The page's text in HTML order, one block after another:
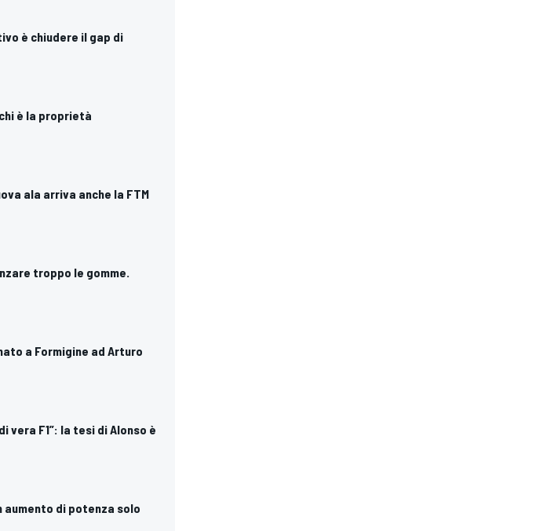
è chiudere il gap di
chi è la proprietà
ala arriva anche la FTM
troppo le gomme.
a Formigine ad Arturo
vera F1”: la tesi di Alonso è
aumento di potenza solo